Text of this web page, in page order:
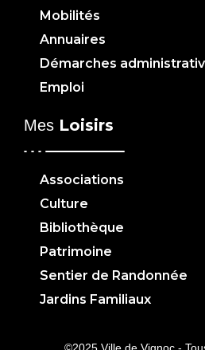
Mobilités
Annuaires
Démarches
Emploi
Mes Loisirs
Associations
Culture
Bibliothèque
Patrimoine
Sentier de Randonnée
Jardins Familiaux
©2025 Ville de Vignoc -